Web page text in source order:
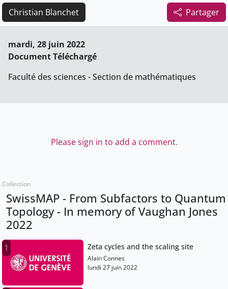
Partager
Christian Blanchet
mardi, 28 juin 2022
Document Téléchargé
Faculté des sciences - Section de mathématiques
Please sign in to add a comment.
Collection
SwissMAP - From Subfactors to Quantum
Topology - In memory of Vaughan Jones
2022
1 Zeta cycles and the scaling site
Alain Connes
lundi 27 juin 2022